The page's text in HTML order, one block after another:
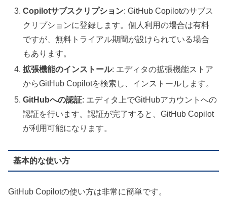
Copilotサブスクリプション: GitHub Copilotのサブス
クリプションに登録します。個人利用の場合は有料
ですが、無料トライアル期間が設けられている場合
もあります。
拡張機能のインストール: エディタの拡張機能ストア
からGitHub Copilotを検索し、インストールします。
GitHubへの認証: エディタ上でGitHubアカウントへの
認証を行います。認証が完了すると、GitHub Copilot
が利用可能になります。
基本的な使い方
GitHub Copilotの使い方は非常に簡単です。